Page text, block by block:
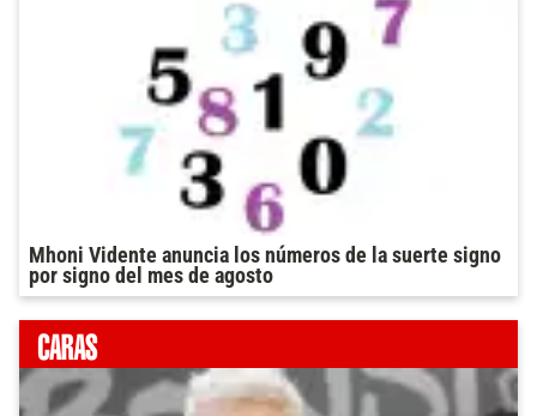
Mhoni Vidente anuncia los números de la suerte signo
por signo del mes de agosto